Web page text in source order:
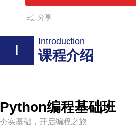
分享
I
Introduction
课程介绍
Python编程基础班
夯实基础，开启编程之旅